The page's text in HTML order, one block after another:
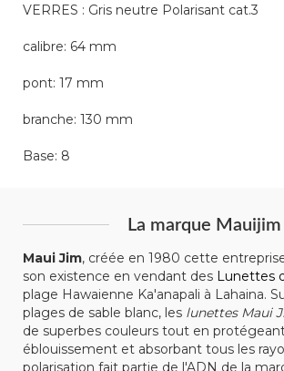
VERRES : Gris neutre Polarisant cat.3
calibre: 64 mm
pont: 17 mm
branche: 130 mm
Base: 8
La marque Mauijim
Maui Jim, créée en 1980 cette
son existence en vendant des Lunettes
plage Hawaienne Ka'anapali à Lahaina.
plages de sable blanc, les lunettes Maui
de superbes couleurs tout en
éblouissement et absorbant tous les
polarisation fait partie de l'ADN de la